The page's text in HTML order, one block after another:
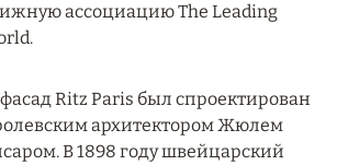
Lisa
ассоциацию The Leading
Ritz Paris был спроектирован
архитектором Жюлем
В 1898 году швейцарский